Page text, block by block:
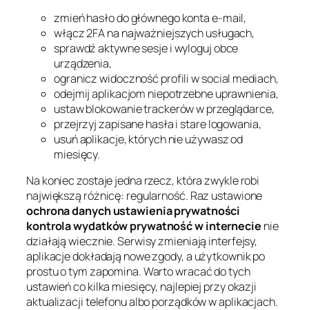
zmień hasło do głównego konta e-mail,
włącz 2FA na najważniejszych usługach,
sprawdź aktywne sesje i wyloguj obce
urządzenia,
ogranicz widoczność profili w social mediach,
odejmij aplikacjom niepotrzebne uprawnienia,
ustaw blokowanie trackerów w przeglądarce,
przejrzyj zapisane hasła i stare logowania,
usuń aplikacje, których nie używasz od
miesięcy.
Na koniec zostaje jedna rzecz, która zwykle robi
największą różnicę: regularność. Raz ustawione
ochrona danych ustawienia prywatności
kontrola wydatków prywatność w internecie nie
działają wiecznie. Serwisy zmieniają interfejsy,
aplikacje dokładają nowe zgody, a użytkownik po
prostu o tym zapomina. Warto wracać do tych
ustawień co kilka miesięcy, najlepiej przy okazji
aktualizacji telefonu albo porządków w aplikacjach.